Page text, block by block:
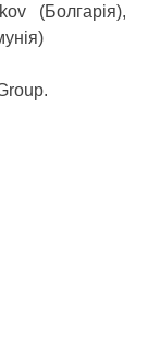
(Болгарія),